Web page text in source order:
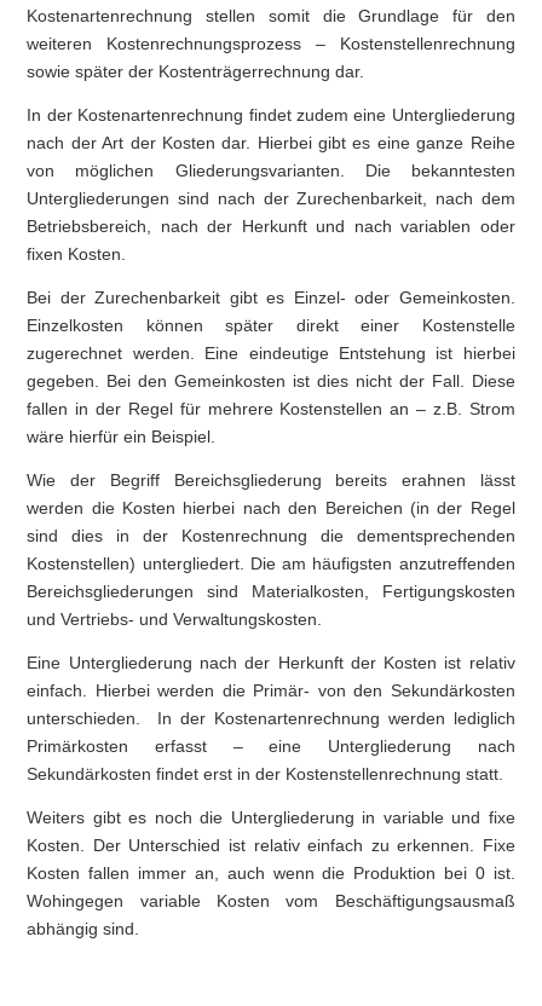
Kostenartenrechnung stellen somit die Grundlage für den
weiteren Kostenrechnungsprozess – Kostenstellenrechnung
sowie später der Kostenträgerrechnung dar.
In der Kostenartenrechnung findet zudem eine Untergliederung
nach der Art der Kosten dar. Hierbei gibt es eine ganze Reihe
von möglichen Gliederungsvarianten. Die bekanntesten
Untergliederungen sind nach der Zurechenbarkeit, nach dem
Betriebsbereich, nach der Herkunft und nach variablen oder
fixen Kosten.
Bei der Zurechenbarkeit gibt es Einzel- oder Gemeinkosten.
Einzelkosten können später direkt einer Kostenstelle
zugerechnet werden. Eine eindeutige Entstehung ist hierbei
gegeben. Bei den Gemeinkosten ist dies nicht der Fall. Diese
fallen in der Regel für mehrere Kostenstellen an – z.B. Strom
wäre hierfür ein Beispiel.
Wie der Begriff Bereichsgliederung bereits erahnen lässt
werden die Kosten hierbei nach den Bereichen (in der Regel
sind dies in der Kostenrechnung die dementsprechenden
Kostenstellen) untergliedert. Die am häufigsten anzutreffenden
Bereichsgliederungen sind Materialkosten, Fertigungskosten
und Vertriebs- und Verwaltungskosten.
Eine Untergliederung nach der Herkunft der Kosten ist relativ
einfach. Hierbei werden die Primär- von den Sekundärkosten
unterschieden. In der Kostenartenrechnung werden lediglich
Primärkosten erfasst – eine Untergliederung nach
Sekundärkosten findet erst in der Kostenstellenrechnung statt.
Weiters gibt es noch die Untergliederung in variable und fixe
Kosten. Der Unterschied ist relativ einfach zu erkennen. Fixe
Kosten fallen immer an, auch wenn die Produktion bei 0 ist.
Wohingegen variable Kosten vom Beschäftigungsausmaß
abhängig sind.